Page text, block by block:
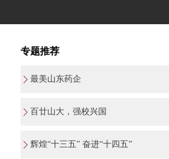
专题推荐
最美山东药企
百廿山大，强校兴国
辉煌“十三五” 奋进“十四五”